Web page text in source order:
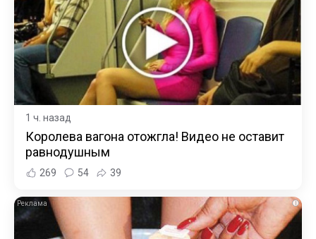
1 ч. назад
Королева вагона отожгла! Видео не оставит
равнодушным
269 54 39
i